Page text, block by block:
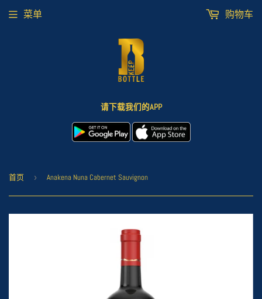
请下载我们的APP
菜单 购物车
首页 › Anakena Nuna Cabernet Sauvignon